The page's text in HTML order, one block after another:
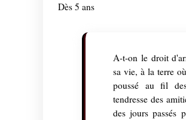
Dès 5 ans
A-t-on le droit
sa vie, à la terre
poussé au fil
tendresse des
des jours passés